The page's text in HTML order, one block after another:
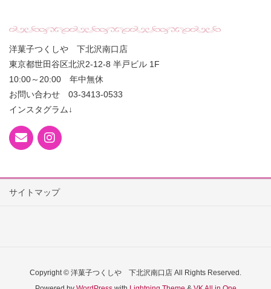
洋菓子つくしや 下北沢南口店
東京都世田谷区北沢2-12-8 半戸ビル 1F
10:00～20:00 年中無休
お問い合わせ 03-3413-0533
インスタグラム↓
サイトマップ
Copyright © 洋菓子つくしや 下北沢南口店 All Rights Reserved.